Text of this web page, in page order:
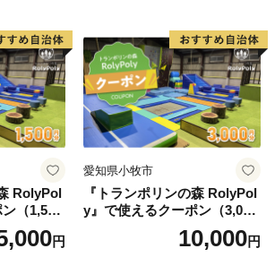
RolyPol
（1,500
円
愛知県小牧市
『トランポリンの森 RolyPol
y』で使えるクーポン（3,000
10,000円